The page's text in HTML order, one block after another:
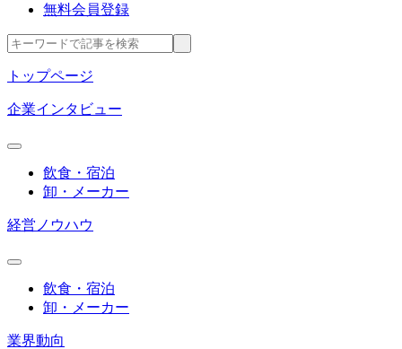
無料会員登録
トップページ
企業インタビュー
飲食・宿泊
卸・メーカー
経営ノウハウ
飲食・宿泊
卸・メーカー
業界動向